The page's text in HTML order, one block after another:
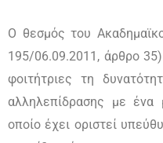
Ο θεσμός του
195/06.09.2011, άρθρο 35)
φοιτήτριες τη
αλληλεπίδρασης με
οποίο έχει οριστεί